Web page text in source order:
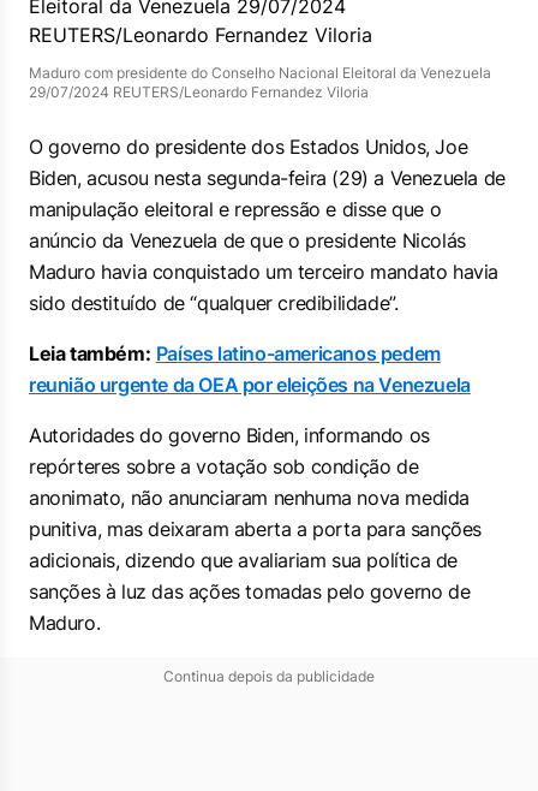
Maduro com presidente do Conselho Nacional Eleitoral da Venezuela
29/07/2024 REUTERS/Leonardo Fernandez Viloria
O governo do presidente dos Estados Unidos, Joe
Biden, acusou nesta segunda-feira (29) a Venezuela de
manipulação eleitoral e repressão e disse que o
anúncio da Venezuela de que o presidente Nicolás
Maduro havia conquistado um terceiro mandato havia
sido destituído de “qualquer credibilidade”.
Leia também: Países latino-americanos pedem
reunião urgente da OEA por eleições na Venezuela
Autoridades do governo Biden, informando os
repórteres sobre a votação sob condição de
anonimato, não anunciaram nenhuma nova medida
punitiva, mas deixaram aberta a porta para sanções
adicionais, dizendo que avaliariam sua política de
sanções à luz das ações tomadas pelo governo de
Maduro.
Continua depois da publicidade